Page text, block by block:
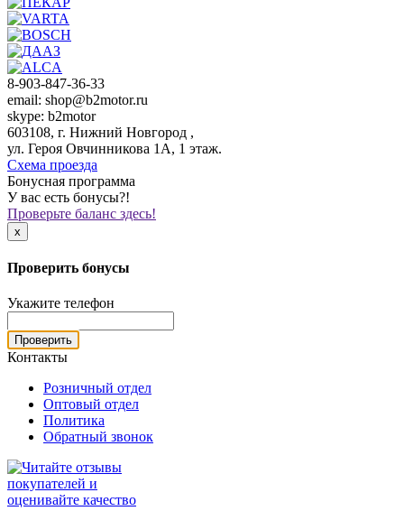
8-903-847-36-33
email: shop@b2motor.ru
skype: b2motor
603108, г. Нижний Новгород ,
ул. Героя Овчинникова 1А, 1 этаж.
Схема проезда
Бонусная программа
У вас есть бонусы?!
Проверьте баланс здесь!
x
Проверить бонусы
Укажите телефон
Проверить
Контакты
Розничный отдел
Оптовый отдел
Политика
Обратный звонок